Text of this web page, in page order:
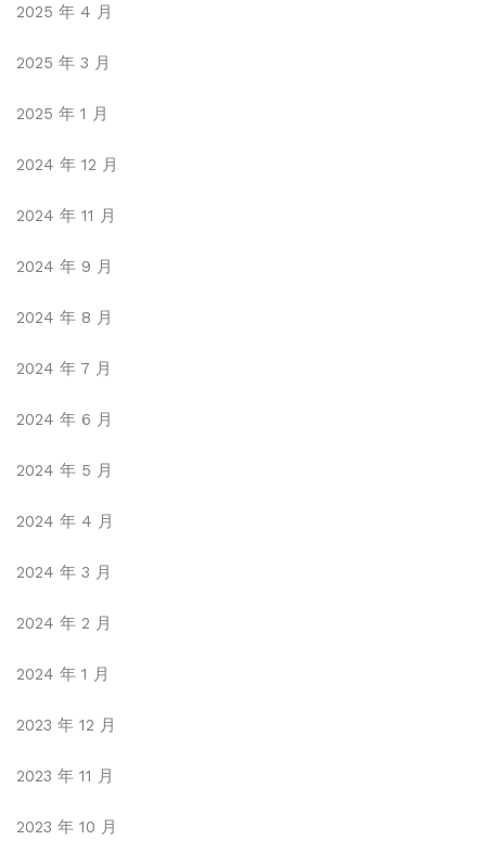
2025 年 4 月
2025 年 3 月
2025 年 1 月
2024 年 12 月
2024 年 11 月
2024 年 9 月
2024 年 8 月
2024 年 7 月
2024 年 6 月
2024 年 5 月
2024 年 4 月
2024 年 3 月
2024 年 2 月
2024 年 1 月
2023 年 12 月
2023 年 11 月
2023 年 10 月